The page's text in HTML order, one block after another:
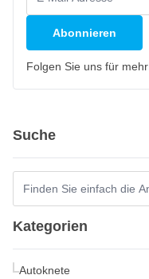
Abonnieren
Folgen Sie uns für mehr
Suche
Kategorien
Autoknete